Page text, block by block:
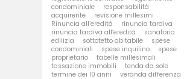
condominiale
responsabilità
acquirente
revisione millesimi
Rinuncia all’eredità
rinuncia tardiva
rinuncia tardiva all’eredità
sanatoria
edilizia
sottotetto abitabile
spese
condominiali
spese inquilino
spese
proprietario
tabelle millesimali
tassazione immobili
tenda da sole
termine dei 10 anni
veranda differenza